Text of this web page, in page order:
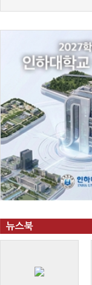
뉴스북